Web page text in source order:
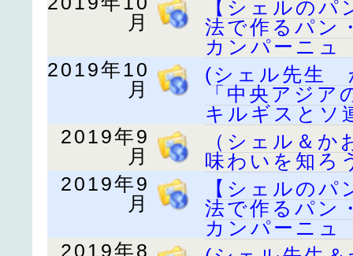
月
【シェルの
法で作るパン
カンパーニ
2019年10
月
(シェル先生
「中央アジ
キルギスとソ
2019年9
月
（シェル＆
味わいを知ろ
2019年9
月
【シェルの
法で作るパン
カンパーニ
2019年8